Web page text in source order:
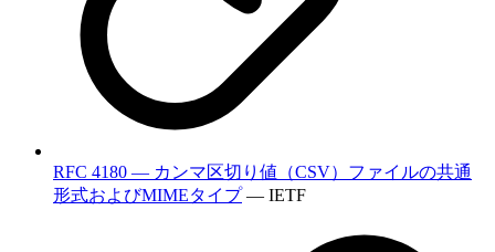
RFC 4180 — カンマ区切り値（CSV）ファイルの共通
形式およびMIMEタイプ — IETF